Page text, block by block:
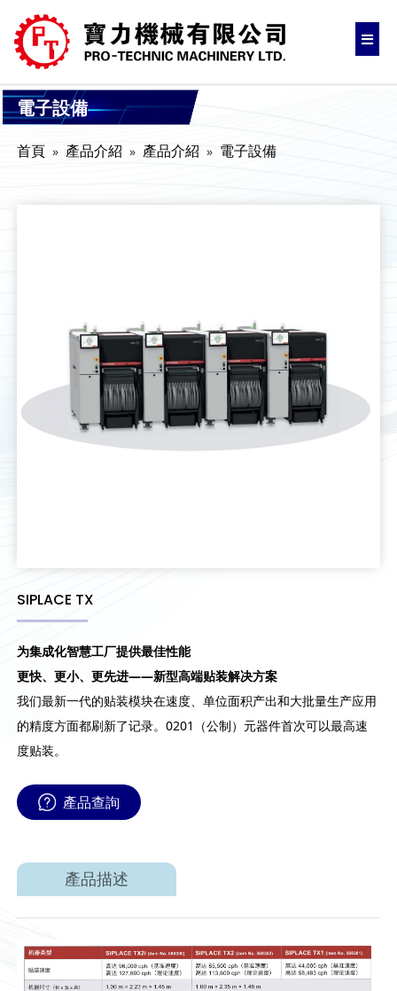
電子設備
首頁 產品介紹 產品介紹 電子設備
SIPLACE TX
为集成化智慧工厂提供最佳性能
更快、更小、更先进——新型高端贴装解决方案
我们最新一代的贴装模块在速度、单位面积产出和大批量生产应用
的精度方面都刷新了记录。0201（公制）元器件首次可以最高速
度贴装。
產品查詢
產品描述